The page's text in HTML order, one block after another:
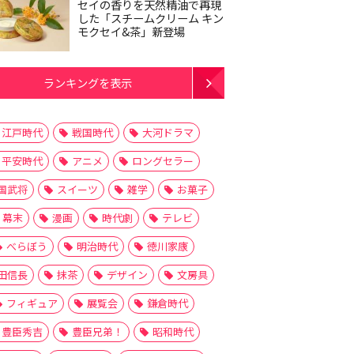
セイの香りを天然精油で再現
した「スチームクリーム キン
モクセイ&茶」新登場
ランキングを表示
江戸時代 戦国時代
大河ドラマ
平安時代
アニメ
ロングセラー
武将
スイーツ 雑学
お菓子
幕末
漫画 時代劇
テレビ
べらぼう
明治時代
徳川家康
信長
抹茶 デザイン
文房具
フィギュア
展覧会
鎌倉時代
豊臣秀吉
豊臣兄弟！
昭和時代